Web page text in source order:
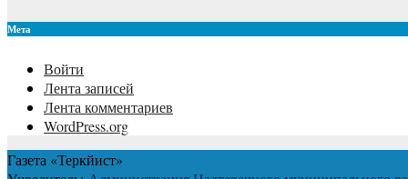
Мета
Войти
Лента записей
Лента комментариев
WordPress.org
Газета «Теркйист»